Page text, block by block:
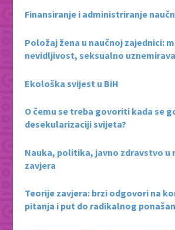
Finansiranje i administriranje
Položaj žena u naučnoj zajednici:
nevidljivost, seksualno
Ekološka svijest u BiH
O čemu se treba govoriti kada se
desekularizaciji svijeta?
Nauka, politika, javno zdravstvo u
zavjera
Teorije zavjera: brzi odgovori na
pitanja i put do radikalnog